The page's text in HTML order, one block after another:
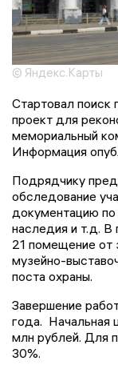
© Яндекс.Карты
Стартовал поиск
проект для
мемориальный
Информация
Подрядчику
обследование
документацию по
наследия и т.д.
21 помещение от
музейно-
поста охраны.
Завершение
года. Начальная
млн рублей. Для
30%.